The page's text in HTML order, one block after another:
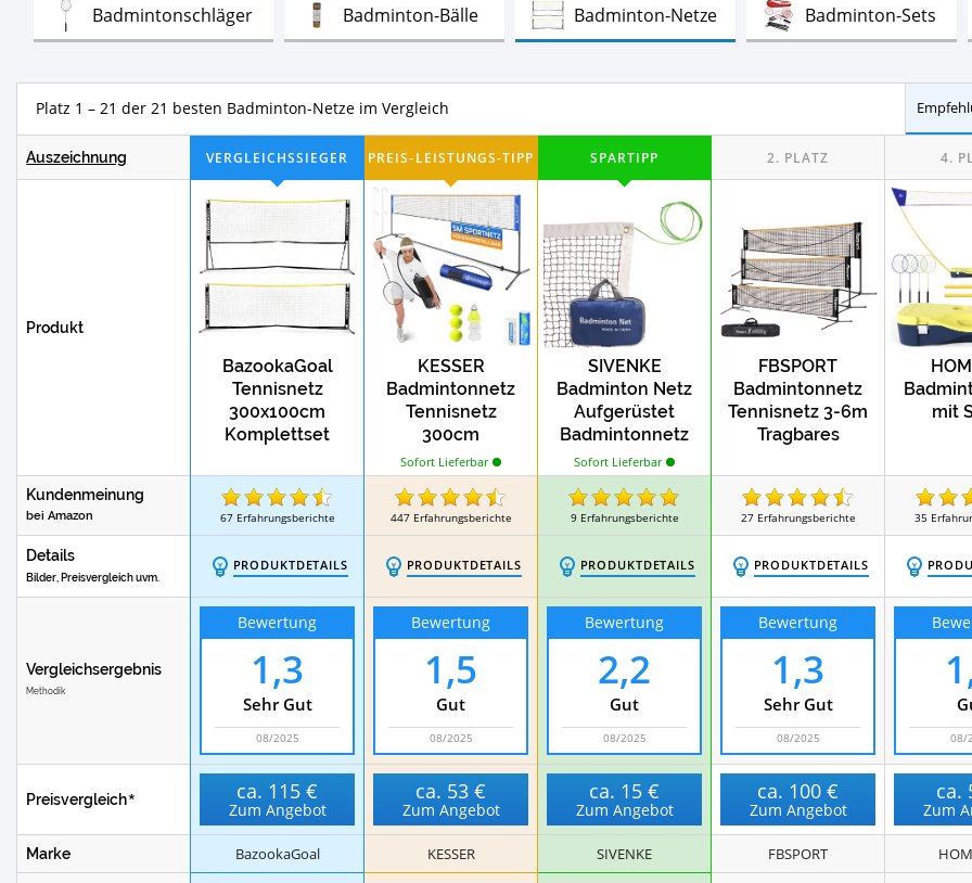
BadmintonschlägerTest Badminton-BälleTest Badminton-NetzeTest Badminton-Sets
Platz 1 – 7 der 21 besten Badminton-Netze im Vergleich
Auszeichnung
Produkt
BazookaGoal
Tennisnetz
300x100cm
Komplettset
KESSER
Badmintonnetz
Tennisnetz
300cm
Sofort Lieferbar
SIVENKE
Badminton Netz
Aufgerüstet
Badmintonnetz
Sofort Lieferbar
FBSPORT
Badmintonnetz
Tennisnetz 3-6m
Tragbares
Federballnetz
Trainingsnetz
mit
Kundenmeinung
bei Amazon 67 Erfahrungsberichte 447 Erfahrungsberichte 9 Erfahrungsberichte 27 Erfahrungsberichte 35
Details
Bilder, Preisvergleich uvm.
PRODUKTDETAILS PRODUKTDETAILS PRODUKTDETAILS PRODUKTDETAILS
Vergleichsergebnis
Methodik
Bewertung
1,3
Sehr Gut
08/2025
Bewertung
1,5
Gut
08/2025
Bewertung
2,2
Gut
08/2025
Bewertung
1,3
Sehr Gut
08/2025 08/
Preisvergleich ca. 115 €
Zum Angebot
ca. 53 €
Zum Angebot
ca. 15 €
Zum Angebot
ca. 100 €
Zum Angebot
ca.
Zum
Marke BazookaGoal KESSER SIVENKE FBSPORT